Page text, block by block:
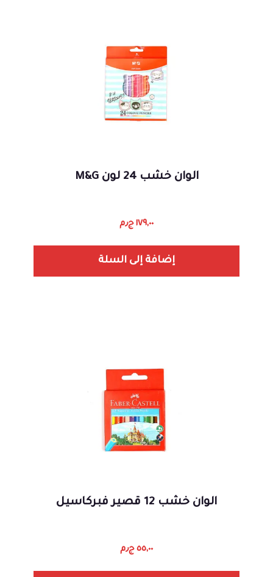
الوان خشب 24 لون M&G
١٧٩,٠٠ ج٫م
إضافة إلى السلة
الوان خشب 12 قصير فبركاسيل
٥٥,٠٠ ج٫م